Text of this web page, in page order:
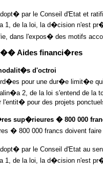
par le Conseil d'Etat et
1, de la loi, la d�cision n'est
dans l'expos� des motifs
Aides financi�res
d'octroi
pour une dur�e limit�e
2, de la loi s'entend de la
l'entit� pour des projets
sup�rieures � 800 000
� 800 000 francs doivent faire
par le Conseil d'Etat au
1, de la loi, la d�cision n'est